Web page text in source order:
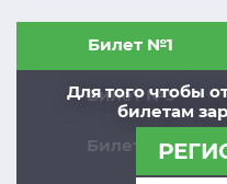
Для того чтобы
билетам
Билет №1
Билет №3
Билет №5